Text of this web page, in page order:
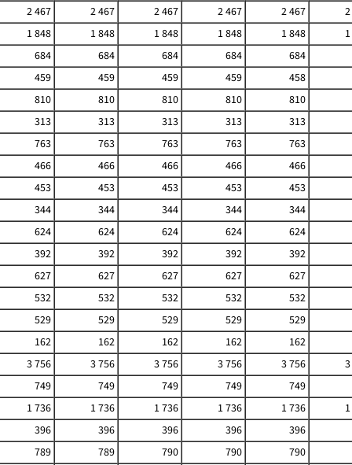
2 467 2 467 2 467 2 467 2 467
1 848 1 848 1 848 1 848 1 848
684 684 684 684
684
459 459 459 459
458
810 810 810 810
810
313 313 313 313
313
763 763 763 763
763
466 466 466 466
466
453 453 453 453
453
344 344 344 344
344
624 624 624 624
624
392 392 392 392
392
627 627 627 627
627
532 532 532 532
532
529 529 529 529
529
162 162 162 162
162
3 756 3 756 3 756 3 756 3 756
749 749 749 749
749
1 736 1 736 1 736 1 736 1 736
396 396 396 396
396
789 789 790 790
790